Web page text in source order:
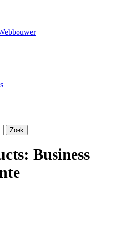
Business